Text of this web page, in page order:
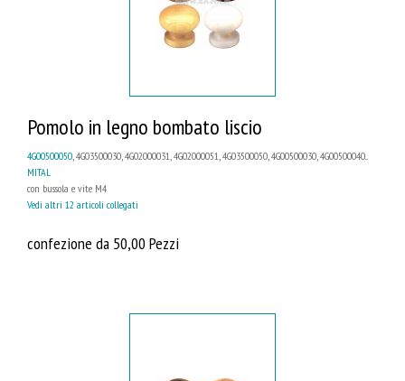
Pomolo in legno bombato liscio
4G00500050, 4G03500030, 4G02000031, 4G02000051, 4G03500050, 4G00500030, 4G00500040...
MITAL
con bussola e vite M4
Vedi altri 12 articoli collegati
confezione da 50,00 Pezzi